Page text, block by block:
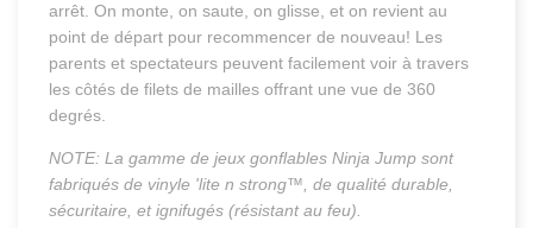
arrêt. On monte, on saute, on glisse, et on revient au
point de départ pour recommencer de nouveau! Les
parents et spectateurs peuvent facilement voir à travers
les côtés de filets de mailles offrant une vue de 360
degrés.
NOTE: La gamme de jeux gonflables Ninja Jump sont
fabriqués de vinyle 'lite n strong™, de qualité durable,
sécuritaire, et ignifugés (résistant au feu).